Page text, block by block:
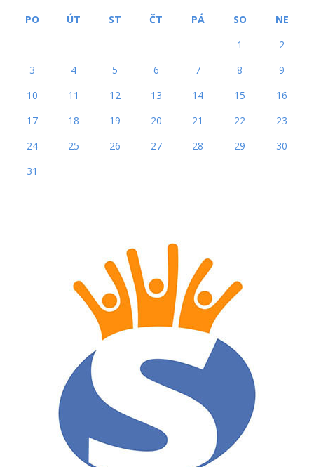
PO ÚT ST ČT PÁ SO
NE
1
2
3
4 5 6 7 8
9
10
11 12 13 14 15
16
17
18 19 20 21 22
23
24
25 26 27 28 29
30
31